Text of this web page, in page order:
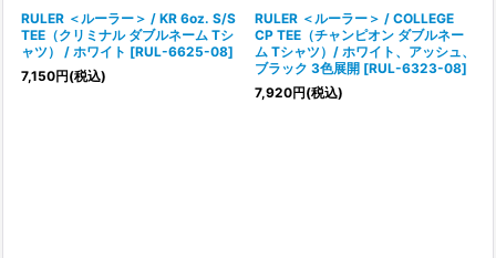
RULER ＜ルーラー＞ / KR 6oz. S/S
TEE（クリミナル ダブルネーム Tシ
ャツ） / ホワイト [RUL-6625-08]
7,150円(税込)
RULER ＜ルーラー＞ / COLLEGE
CP TEE（チャンピオン ダブルネー
ム Tシャツ）/ ホワイト、アッシュ、
ブラック 3色展開 [RUL-6323-08]
7,920円(税込)